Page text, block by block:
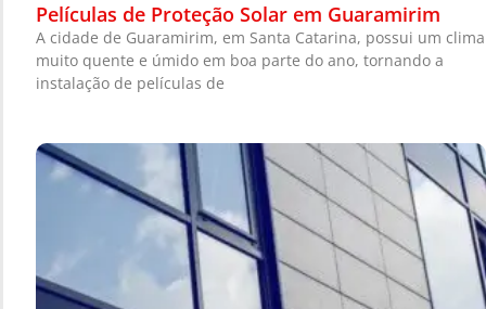
Películas de Proteção Solar em Guaramirim
A cidade de Guaramirim, em Santa Catarina, possui um clima
muito quente e úmido em boa parte do ano, tornando a
instalação de películas de